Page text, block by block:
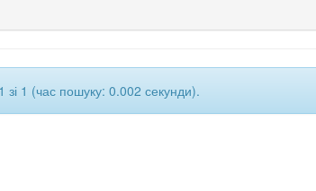
зі 1 (час пошуку: 0.002 секунди).